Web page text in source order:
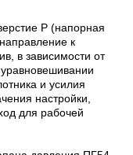
Р (напорная
к
в зависимости от
и усилия
настройки,
для рабочей